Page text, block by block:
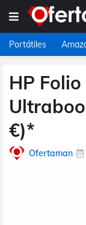
Portátiles
HP
€)*
Ofertaman